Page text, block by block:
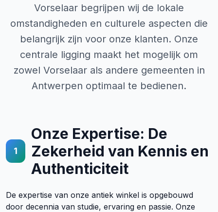
Vorselaar begrijpen wij de lokale
omstandigheden en culturele aspecten die
belangrijk zijn voor onze klanten. Onze
centrale ligging maakt het mogelijk om
zowel Vorselaar als andere gemeenten in
Antwerpen optimaal te bedienen.
1
Onze Expertise: De
Zekerheid van Kennis en
Authenticiteit
De expertise van onze antiek winkel is opgebouwd
door decennia van studie, ervaring en passie. Onze